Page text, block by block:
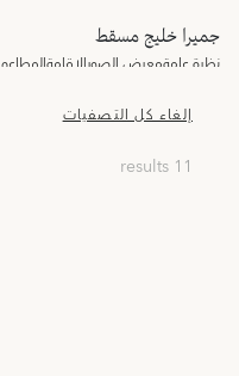
جميرا خليج مسقط
نظرة عامةمعرض الصورالإقامةالمطاعم
إلغاء كل التصفيات
11 results